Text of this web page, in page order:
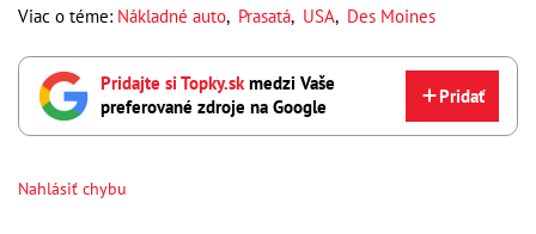
Viac o téme: Nákladné auto, Prasatá, USA, Des Moines
Pridajte si Topky.skmedzi Vaše
preferované zdroje na Google
Pridať
Nahlásiť chybu